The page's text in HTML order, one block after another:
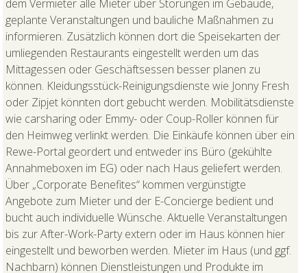
dem Vermieter alle Mieter über Störungen im Gebäude,
geplante Veranstaltungen und bauliche Maßnahmen zu
informieren. Zusätzlich können dort die Speisekarten der
umliegenden Restaurants eingestellt werden um das
Mittagessen oder Geschäftsessen besser planen zu
können. Kleidungsstück-Reinigungsdienste wie Jonny Fresh
oder Zipjet könnten dort gebucht werden. Mobilitätsdienste
wie carsharing oder Emmy- oder Coup-Roller können für
den Heimweg verlinkt werden. Die Einkäufe können über ein
Rewe-Portal geordert und entweder ins Büro (gekühlte
Annahmeboxen im EG) oder nach Haus geliefert werden.
Über „Corporate Benefites“ kommen vergünstigte
Angebote zum Mieter und der E-Concierge bedient und
bucht auch individuelle Wünsche. Aktuelle Veranstaltungen
bis zur After-Work-Party extern oder im Haus können hier
eingestellt und beworben werden. Mieter im Haus (und ggf.
Nachbarn) können Dienstleistungen und Produkte im